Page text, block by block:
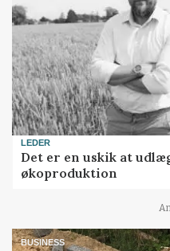
LEDER
Det er en uskik at
økoproduktion
BUSINESS